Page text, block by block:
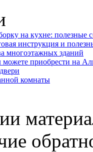
на кухне: полезные
инструкция и
многоэтажных зданий
приобрести на
комнаты